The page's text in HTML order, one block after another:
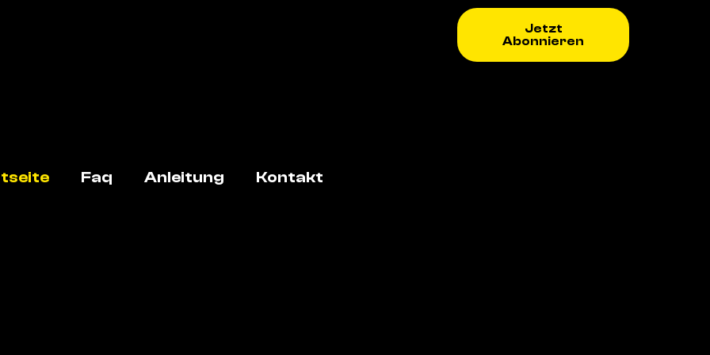
Faq Anleitung Kontakt
Jetzt
Abonnieren